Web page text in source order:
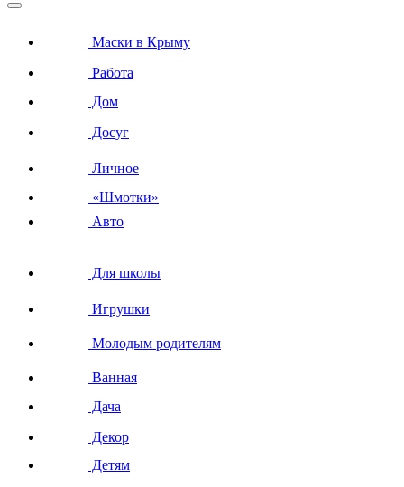
Маски в Крыму
Работа
Дом
Досуг
Личное
«Шмотки»
Авто
Для школы
Игрушки
Молодым родителям
Ванная
Дача
Декор
Детям